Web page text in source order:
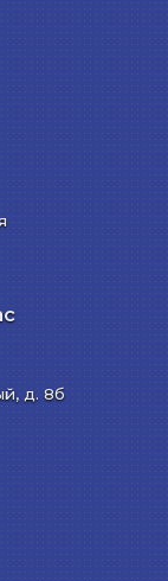
д. 8б